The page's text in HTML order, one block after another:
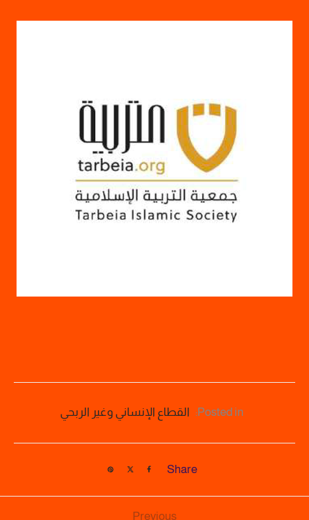
Posted in: القطاع الإنساني وغير الربحي
Share
Previous